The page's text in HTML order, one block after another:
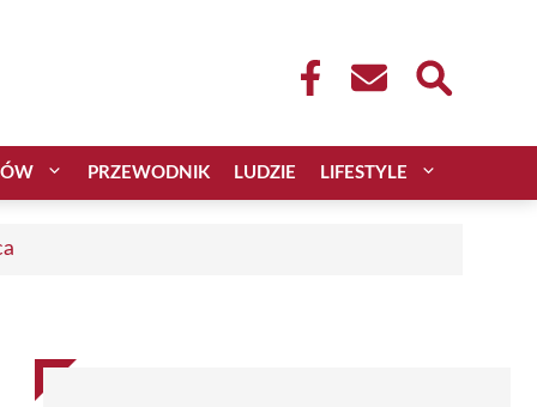
PRZEWODNIK LUDZIE LIFESTYLE